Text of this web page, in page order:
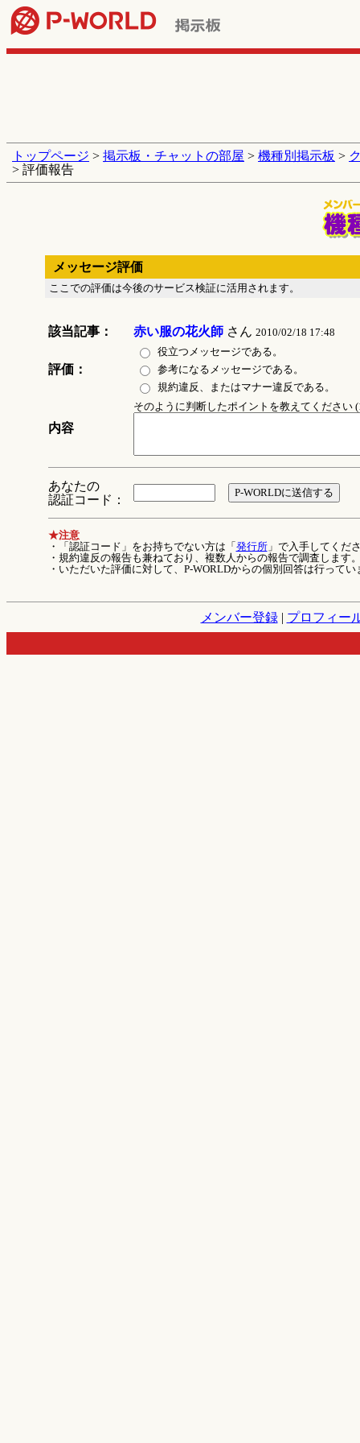
トップページ > 掲示板・チャットの部屋 > 機種別掲示板 >
> 評価報告
メッセージ評価
ここでの評価は今後のサービス検証に活用されます。
該当記事： 赤い服の花火師さん 2010/02/18 17:48
評価：
役立つメッセージである。
参考になるメッセージである。
規約違反、またはマナー違反である。
内容
そのように判断したポイントを教えてください
あなたの
認証コード：
★注意
・「認証コード」をお持ちでない方は「 発行所」で入手してくだ
・規約違反の報告も兼ねており、複数人からの報告で調査します
・いただいた評価に対して、P-WORLDからの個別回答は行ってい
メンバー登録| プロフィー